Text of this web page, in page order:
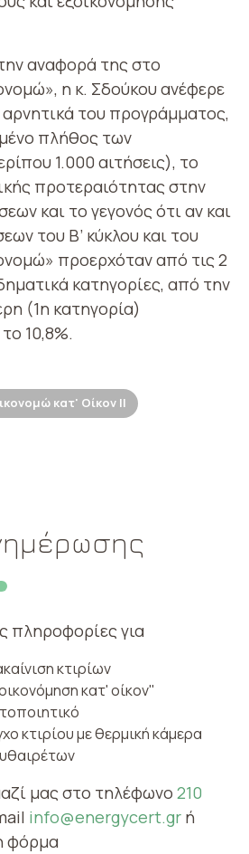
αναφορά της στο
η κ. Σδούκου ανέφερε
του προγράμματος,
πλήθος των
1.000 αιτήσεις), το
προτεραιότητας στην
και το γεγονός ότι αν και
του Β’ κύκλου και του
προερχόταν από τις 2
κατηγορίες, από την
(1η κατηγορία)
10,8%.
κατ' Οίκον ΙΙ
πληροφορίες για
κτιρίων
κατ' οίκον"
κτιρίου με θερμική κάμερα
μας στο τηλέφωνο 210
info@energycert.gr ή
φόρμα